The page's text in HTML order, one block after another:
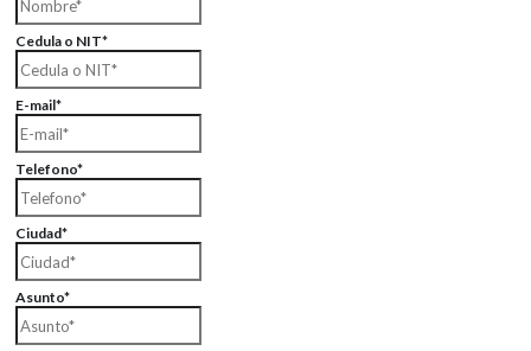
Cedula o NIT*
E-mail*
Telefono*
Ciudad*
Asunto*